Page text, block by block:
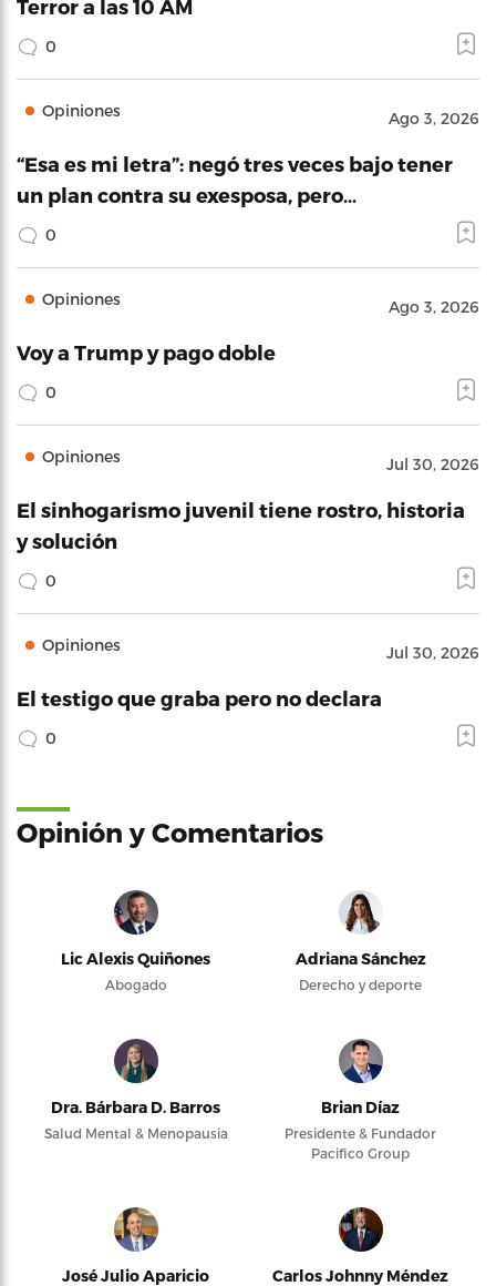
Terror a las 10 AM
0
Opiniones Ago 3, 2026
“Esa es mi letra”: negó tres veces bajo tener
un plan contra su exesposa, pero…
0
Opiniones Ago 3, 2026
Voy a Trump y pago doble
0
Opiniones Jul 30, 2026
El sinhogarismo juvenil tiene rostro, historia
y solución
0
Opiniones Jul 30, 2026
El testigo que graba pero no declara
0
Opinión y Comentarios
Lic Alexis Quiñones
Abogado
Adriana Sánchez
Derecho y deporte
Dra. Bárbara D. Barros
Salud Mental & Menopausia
Brian Díaz
Presidente & Fundador
Pacifico Group
José Julio Aparicio
Carlos Johnny Méndez